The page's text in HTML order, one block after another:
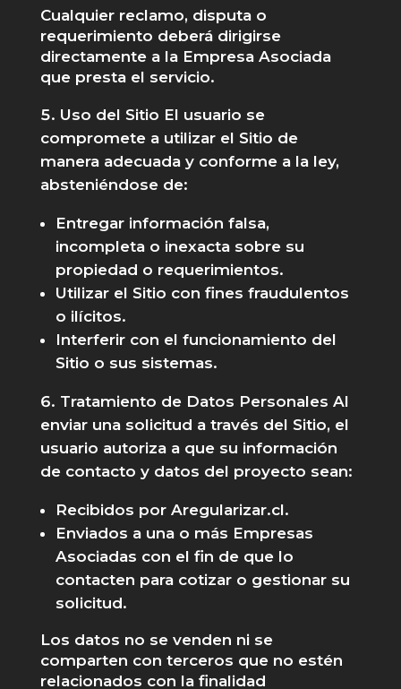
Cualquier reclamo, disputa o
requerimiento deberá dirigirse
directamente a la Empresa Asociada
que presta el servicio.
Uso del Sitio El usuario se
compromete a utilizar el Sitio de
manera adecuada y conforme a la ley,
absteniéndose de:
Entregar información falsa,
incompleta o inexacta sobre su
propiedad o requerimientos.
Utilizar el Sitio con fines fraudulentos
o ilícitos.
Interferir con el funcionamiento del
Sitio o sus sistemas.
Tratamiento de Datos Personales Al
enviar una solicitud a través del Sitio, el
usuario autoriza a que su información
de contacto y datos del proyecto sean:
Recibidos por Aregularizar.cl.
Enviados a una o más Empresas
Asociadas con el fin de que lo
contacten para cotizar o gestionar su
solicitud.
Los datos no se venden ni se
comparten con terceros que no estén
relacionados con la finalidad